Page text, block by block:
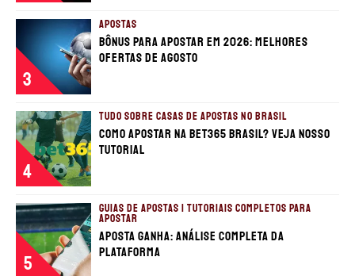
3
APOSTAS
Bônus para apostar em 2026: Melhores
ofertas de Agosto
4
TUDO SOBRE CASAS DE APOSTAS NO BRASIL
Como apostar na Bet365 Brasil? Veja nosso
tutorial
5
GUIAS DE APOSTAS | TUTORIAIS COMPLETOS PARA
APOSTAR
Aposta Ganha: análise completa da
plataforma